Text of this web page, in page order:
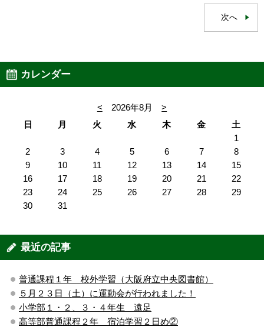
次へ
カレンダー
< 2026年8月
>
日
月 火 水 木 金
土
1
2
3 4 5 6 7
8
9
10 11 12 13 14
15
16
17 18 19 20 21
22
23
24 25 26 27 28
29
30
31
最近の記事
普通課程１年 校外学習（大阪府立中央図書館）
５月２３日（土）に運動会が行われました！
小学部１・２、３・４年生 遠足
高等部普通課程２年 宿泊学習２日め②